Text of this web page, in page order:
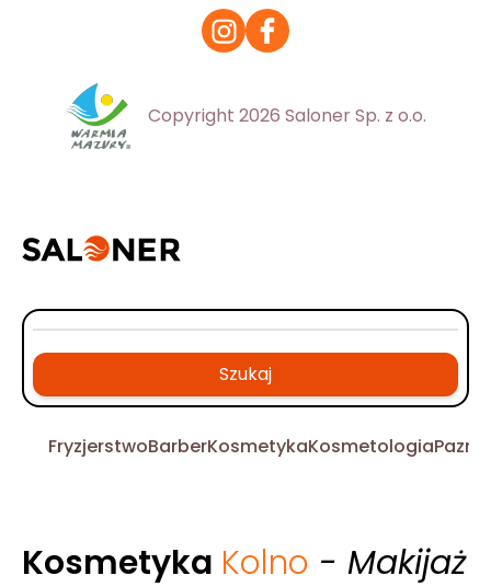
Copyright 2026 Saloner Sp. z o.o.
Szukaj
FryzjerstwoBarberKosmetykaKosmetologia
Kosmetyka Kolno - Makijaż